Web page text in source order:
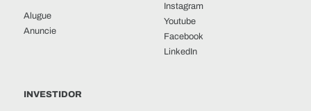
Alugue
Anuncie
Instagram
Youtube
Facebook
LinkedIn
INVESTIDOR